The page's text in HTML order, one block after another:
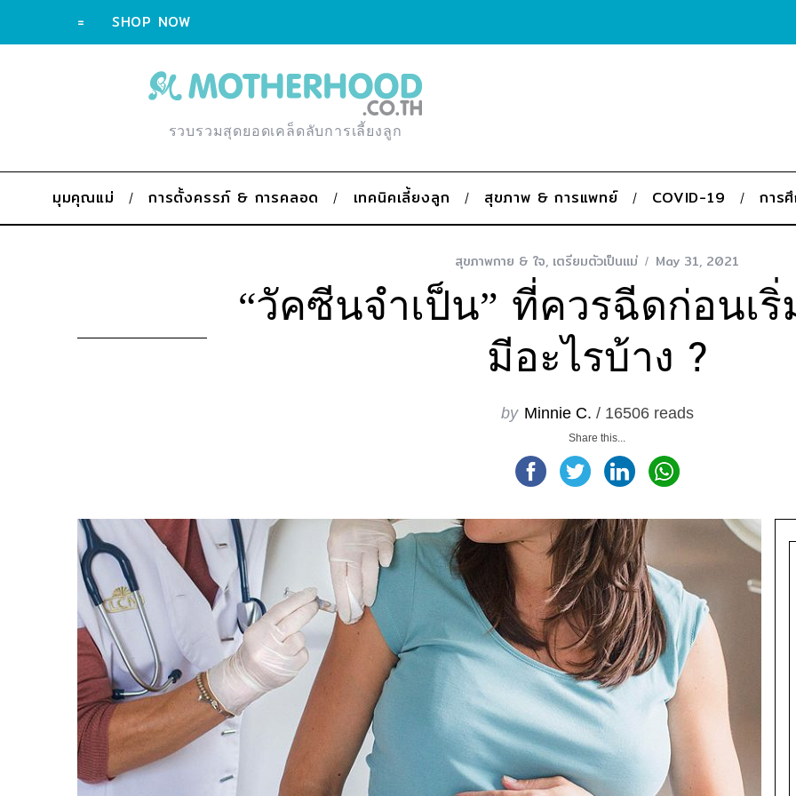
= SHOP NOW
รวบรวมสุดยอดเคล็ดลับการเลี้ยงลูก
มุมคุณแม่ การตั้งครรภ์ & การคลอด เทคนิคเลี้ยงลูก สุขภาพ & การแพทย์ COVID-19 การ
สุขภาพกาย & ใจ, เตรียมตัวเป็นแม่ May 31, 2021
“วัคซีนจำเป็น” ที่ควรฉีดก่อนเ
มีอะไรบ้าง ?
by Minnie C. / 16506 reads
Share this...